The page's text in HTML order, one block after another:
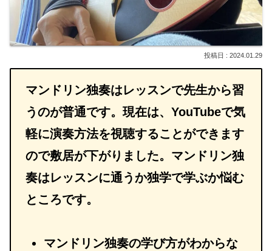
2024.01.29
マンドリン独奏はレッスンで先生から習
うのが普通です。現在は、YouTubeで気
軽に演奏方法を視聴することができます
ので敷居が下がりました。マンドリン独
奏はレッスンに通うか独学で学ぶか悩む
ところです。
マンドリン独奏の学び方がわからな